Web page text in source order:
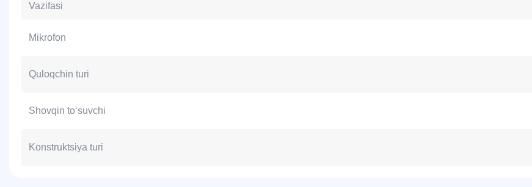
Vazifasi
Mikrofon
Quloqchin turi
Shovqin to‘suvchi
Konstruktsiya turi